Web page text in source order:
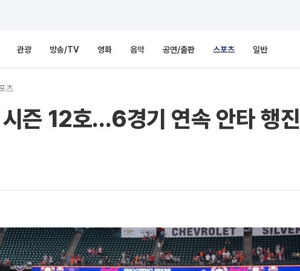
관광 방송/TV 영화 음악 공연/출판 스포츠 일반
츠
시즌 12호…6경기 연속 안타 행진